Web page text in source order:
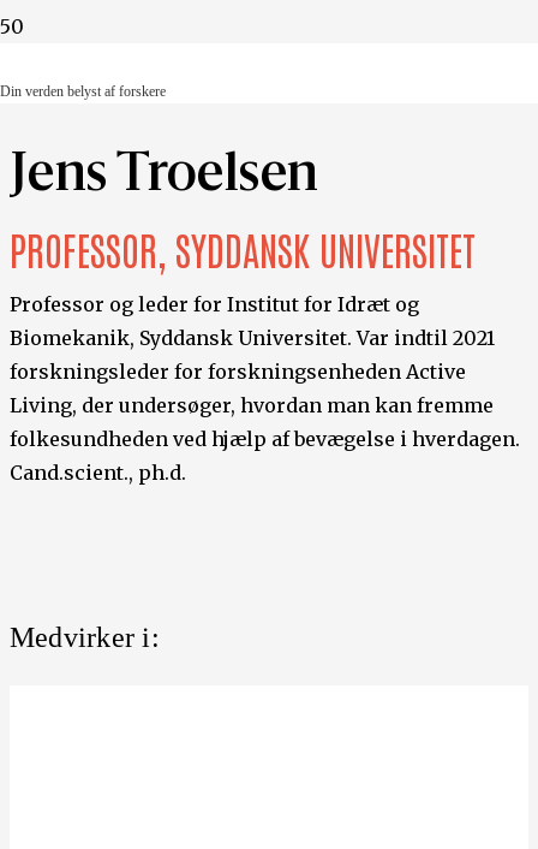
Din verden belyst af forskere
Jens Troelsen
PROFESSOR, SYDDANSK UNIVERSITET
Professor og leder for Institut for Idræt og
Biomekanik, Syddansk Universitet. Var indtil 2021
forskningsleder for forskningsenheden Active
Living, der undersøger, hvordan man kan fremme
folkesundheden ved hjælp af bevægelse i hverdagen.
Cand.scient., ph.d.
Medvirker i: